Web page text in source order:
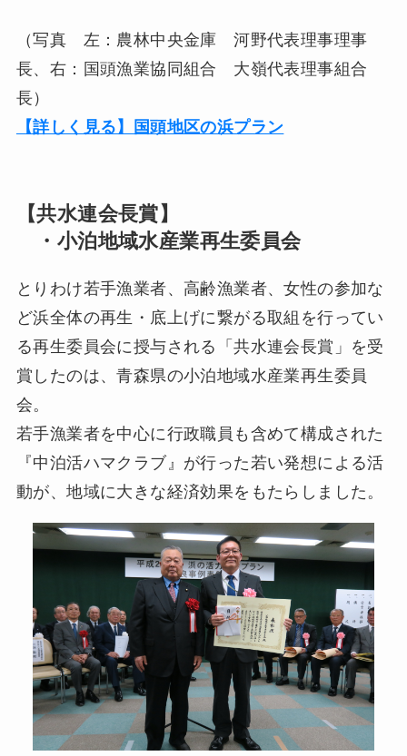
（写真 左：農林中央金庫 河野代表理事理事
長、右：国頭漁業協同組合 大嶺代表理事組合
長）
【詳しく見る】国頭地区の浜プラン
【共水連会長賞】
・小泊地域水産業再生委員会
とりわけ若手漁業者、高齢漁業者、女性の参加な
ど浜全体の再生・底上げに繋がる取組を行ってい
る再生委員会に授与される「共水連会長賞」を受
賞したのは、青森県の小泊地域水産業再生委員
会。
若手漁業者を中心に行政職員も含めて構成された
『中泊活ハマクラブ』が行った若い発想による活
動が、地域に大きな経済効果をもたらしました。